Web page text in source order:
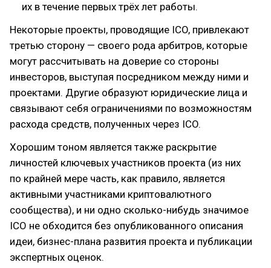
их в течение первых трёх лет работы.
Некоторые проекты, проводящие ICO, привлекают
третью сторону — своего рода арбитров, которые
могут рассчитывать на доверие со стороны
инвесторов, выступая посредником между ними и
проектами. Другие образуют юридические лица и
связывают себя ограничениями по возможностям
расхода средств, полученных через ICO.
Хорошим тоном является также раскрытие
личностей ключевых участников проекта (из них
по крайней мере часть, как правило, является
активными участниками криптовалютного
сообщества), и ни одно сколько-нибудь значимое
ICO не обходится без опубликованного описания
идеи, бизнес-плана развития проекта и публикации
экспертных оценок.